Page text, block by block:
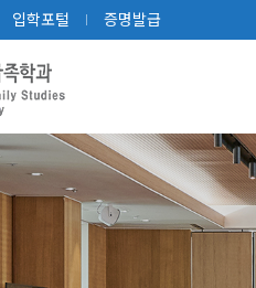
입학포털 증명발급